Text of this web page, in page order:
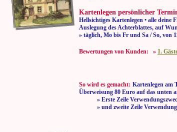
Kartenlegen persönlicher
Hellsichtiges Kartenlegen • alle deine
Auslegung des Achterblattes, auf
» täglich, Mo bis Fr und Sa /
Bewertungen von Kunden: » 1.
So wird es gemacht: Kartenlegen am
Überweisung 80 Euro auf das unten
» Erste Zeile Verwendungszweck
» und zweite Zeile